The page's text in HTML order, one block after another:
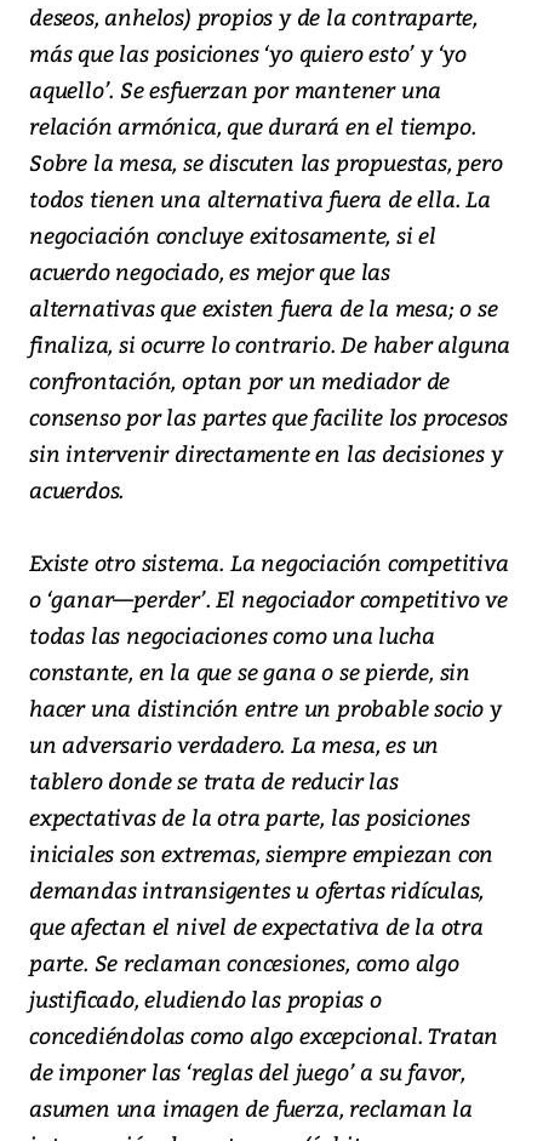
deseos, anhelos) propios y de la contraparte,
más que las posiciones ‘yo quiero esto’ y ‘yo
aquello’. Se esfuerzan por mantener una
relación armónica, que durará en el tiempo.
Sobre la mesa, se discuten las propuestas, pero
todos tienen una alternativa fuera de ella. La
negociación concluye exitosamente, si el
acuerdo negociado, es mejor que las
alternativas que existen fuera de la mesa; o se
finaliza, si ocurre lo contrario. De haber alguna
confrontación, optan por un mediador de
consenso por las partes que facilite los procesos
sin intervenir directamente en las decisiones y
acuerdos.
Existe otro sistema. La negociación competitiva
o ‘ganar—perder’. El negociador competitivo ve
todas las negociaciones como una lucha
constante, en la que se gana o se pierde, sin
hacer una distinción entre un probable socio y
un adversario verdadero. La mesa, es un
tablero donde se trata de reducir las
expectativas de la otra parte, las posiciones
iniciales son extremas, siempre empiezan con
demandas intransigentes u ofertas ridículas,
que afectan el nivel de expectativa de la otra
parte. Se reclaman concesiones, como algo
justificado, eludiendo las propias o
concediéndolas como algo excepcional. Tratan
de imponer las ‘reglas del juego’ a su favor,
asumen una imagen de fuerza, reclaman la